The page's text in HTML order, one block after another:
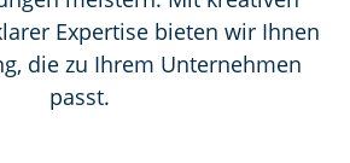
Expertise bieten wir Ihnen
die zu Ihrem Unternehmen
passt.